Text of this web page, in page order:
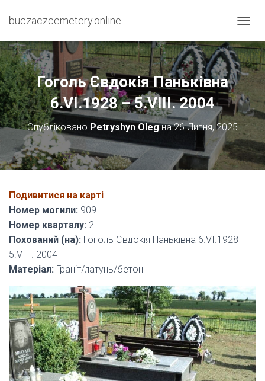
buczaczcemetery.online
Е
Р
Е
М
Н
У
И
Н
Гоголь Євдокія Паньківна
6.VI.1928 – 5.VIII. 2004
Опубліковано Petryshyn Olegна26 Липня, 2025
Подивитися на карті
Номер могили: 909
Номер кварталу: 2
Похований (на): Гоголь Євдокія Паньківна 6.VI.1928 –
5.VIII. 2004
Матеріал: Граніт/латунь/бетон